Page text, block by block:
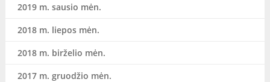
2019 m. sausio mėn.
2018 m. liepos mėn.
2018 m. birželio mėn.
2017 m. gruodžio mėn.